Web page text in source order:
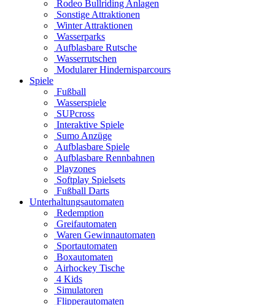
Rodeo Bullriding Anlagen
Sonstige Attraktionen
Winter Attraktionen
Wasserparks
Aufblasbare Rutsche
Wasserrutschen
Modularer Hindernisparcours
Spiele
Fußball
Wasserspiele
SUPcross
Interaktive Spiele
Sumo Anzüge
Aufblasbare Spiele
Aufblasbare Rennbahnen
Playzones
Softplay Spielsets
Fußball Darts
Unterhaltungsautomaten
Redemption
Greifautomaten
Waren Gewinnautomaten
Sportautomaten
Boxautomaten
Airhockey Tische
4 Kids
Simulatoren
Flipperautomaten